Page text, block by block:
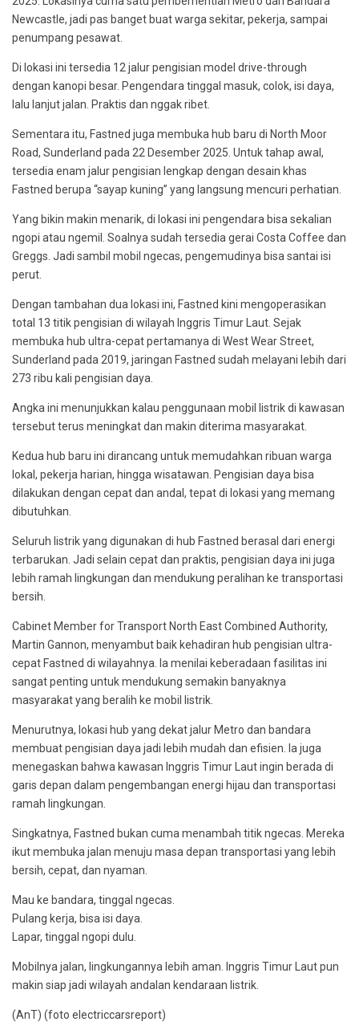
Newcastle, jadi pas banget buat warga sekitar, pekerja, sampai
penumpang pesawat.
Di lokasi ini tersedia 12 jalur pengisian model drive-through
dengan kanopi besar. Pengendara tinggal masuk, colok, isi daya,
lalu lanjut jalan. Praktis dan nggak ribet.
Sementara itu, Fastned juga membuka hub baru di North Moor
Road, Sunderland pada 22 Desember 2025. Untuk tahap awal,
tersedia enam jalur pengisian lengkap dengan desain khas
Fastned berupa “sayap kuning” yang langsung mencuri perhatian.
Yang bikin makin menarik, di lokasi ini pengendara bisa sekalian
ngopi atau ngemil. Soalnya sudah tersedia gerai Costa Coffee dan
Greggs. Jadi sambil mobil ngecas, pengemudinya bisa santai isi
perut.
Dengan tambahan dua lokasi ini, Fastned kini mengoperasikan
total 13 titik pengisian di wilayah Inggris Timur Laut. Sejak
membuka hub ultra-cepat pertamanya di West Wear Street,
Sunderland pada 2019, jaringan Fastned sudah melayani lebih dari
273 ribu kali pengisian daya.
Angka ini menunjukkan kalau penggunaan mobil listrik di kawasan
tersebut terus meningkat dan makin diterima masyarakat.
Kedua hub baru ini dirancang untuk memudahkan ribuan warga
lokal, pekerja harian, hingga wisatawan. Pengisian daya bisa
dilakukan dengan cepat dan andal, tepat di lokasi yang memang
dibutuhkan.
Seluruh listrik yang digunakan di hub Fastned berasal dari energi
terbarukan. Jadi selain cepat dan praktis, pengisian daya ini juga
lebih ramah lingkungan dan mendukung peralihan ke transportasi
bersih.
Cabinet Member for Transport North East Combined Authority,
Martin Gannon, menyambut baik kehadiran hub pengisian ultra-
cepat Fastned di wilayahnya. Ia menilai keberadaan fasilitas ini
sangat penting untuk mendukung semakin banyaknya
masyarakat yang beralih ke mobil listrik.
Menurutnya, lokasi hub yang dekat jalur Metro dan bandara
membuat pengisian daya jadi lebih mudah dan efisien. Ia juga
menegaskan bahwa kawasan Inggris Timur Laut ingin berada di
garis depan dalam pengembangan energi hijau dan transportasi
ramah lingkungan.
Singkatnya, Fastned bukan cuma menambah titik ngecas. Mereka
ikut membuka jalan menuju masa depan transportasi yang lebih
bersih, cepat, dan nyaman.
Mau ke bandara, tinggal ngecas.
Pulang kerja, bisa isi daya.
Lapar, tinggal ngopi dulu.
Mobilnya jalan, lingkungannya lebih aman. Inggris Timur Laut pun
makin siap jadi wilayah andalan kendaraan listrik.
(AnT) (foto electriccarsreport)